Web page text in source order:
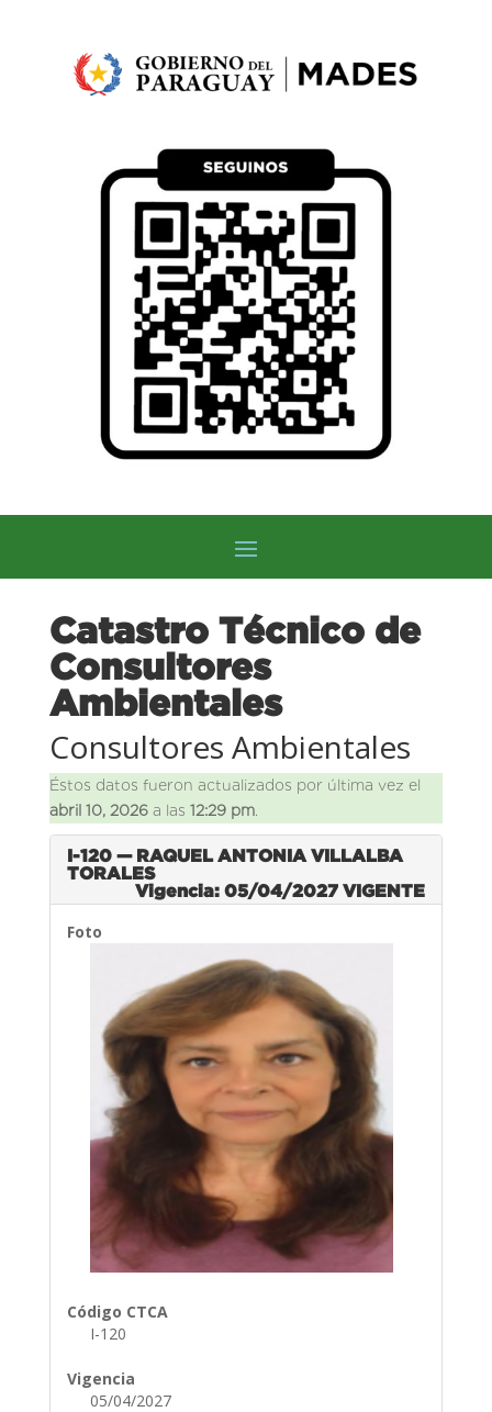
Catastro Técnico de
Consultores
Ambientales
Consultores Ambientales
Éstos datos fueron actualizados por última vez el
abril 10, 2026a las 12:29 pm.
I-120 — RAQUEL ANTONIA VILLALBA
TORALES
Vigencia: 05/04/2027VIGENTE
Foto
Código CTCA
I-120
Vigencia
05/04/2027